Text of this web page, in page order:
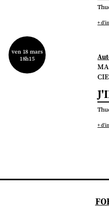
+
ven 18 mars
18h15
CIE
+